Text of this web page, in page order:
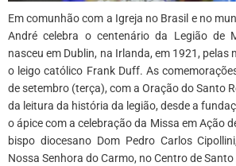
Em comunhão com a Igreja no Brasil e no
André celebra o centenário da Legião de
nasceu em Dublin, na Irlanda, em 1921, pelas
o leigo católico Frank Duff. As
de setembro (terça), com a Oração do Santo
da leitura da história da legião, desde a
o ápice com a celebração da Missa em Ação
bispo diocesano Dom Pedro Carlos
Nossa Senhora do Carmo, no Centro de